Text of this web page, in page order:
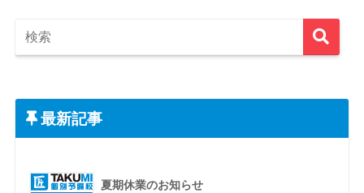
最新記事
夏期休業のお知らせ